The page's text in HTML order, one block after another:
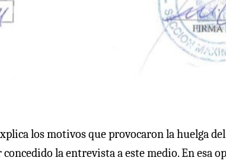
los motivos que provocaron la huelga
concedido la entrevista a este medio. En esa